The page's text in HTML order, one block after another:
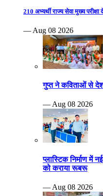
210 अभ्यर्थी राज्य सेवा मुख्य
— Aug 08 2026
गुप्त ने कविताओं से
— Aug 08 2026
प्लास्टिक निर्माण में
को कराया रूबरू
— Aug 08 2026